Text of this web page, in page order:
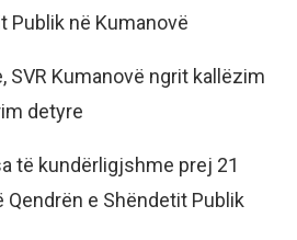
Publik në Kumanovë
SVR Kumanovë ngrit kallëzim
detyre
të kundërligjshme prej 21
e Shëndetit Publik